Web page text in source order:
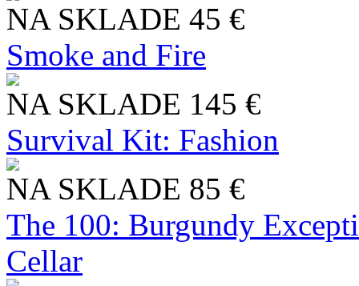
NA SKLADE 45 €
Smoke and Fire
NA SKLADE 145 €
Survival Kit: Fashion
NA SKLADE 85 €
The 100: Burgundy
Cellar